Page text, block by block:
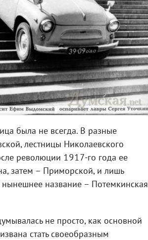
была не всегда. В разные
лестницы Николаевского
революции 1917-го года ее
затем – Приморской, и лишь
название – Потемкинская
не просто, как основной
стать своеобразным